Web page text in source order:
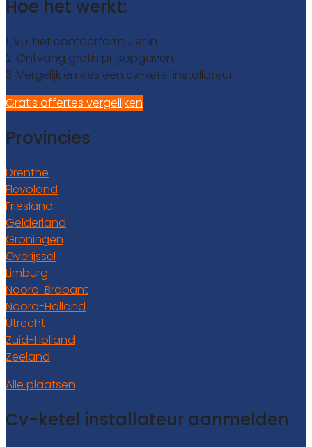
Hoe het werkt:
1. Vul het contactformulier in
2. Ontvang gratis prijsopgaven
3. Vergelijk en kies een cv-ketel installateur
Gratis offertes vergelijken
Provincies
Drenthe
Flevoland
Friesland
Gelderland
Groningen
Overijssel
Limburg
Noord-Brabant
Noord-Holland
Utrecht
Zuid-Holland
Zeeland
Alle plaatsen
Cv-ketel installateur aanmelden